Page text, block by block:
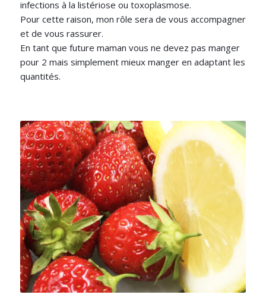
infections à la listériose ou toxoplasmose.
Pour cette raison, mon rôle sera de vous accompagner
et de vous rassurer.
En tant que future maman vous ne devez pas manger
pour 2 mais simplement mieux manger en adaptant les
quantités.